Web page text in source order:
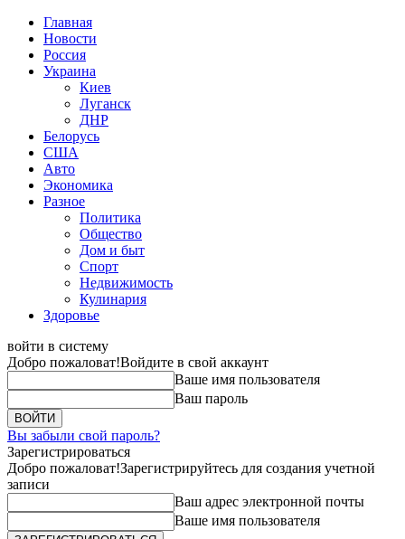
Главная
Новости
Россия
Украина
Киев
Луганск
ДНР
Белорусь
США
Авто
Экономика
Разное
Политика
Общество
Дом и быт
Спорт
Недвижимость
Кулинария
Здоровье
войти в систему
Добро пожаловат!Войдите в свой аккаунт
Ваше имя пользователя
Ваш пароль
Вы забыли свой пароль?
Зарегистрироваться
Добро пожаловат!Зарегистрируйтесь для создания учетной
записи
Ваш адрес электронной почты
Ваше имя пользователя